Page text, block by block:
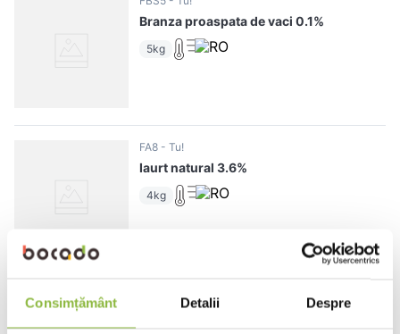
Consimțământ Detalii Despre
Branza proaspata de vaci 0.1%
5kg
FA8 Tu!
Iaurt natural 3.6%
4kg